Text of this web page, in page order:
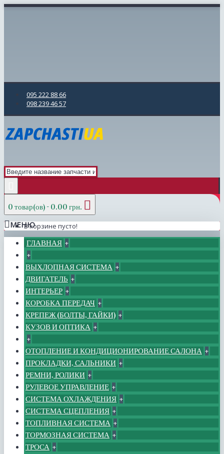
095 222 88 66
098 239 46 57
0 товар(ов) - 0.00 грн.
В корзине пусто!
МЕНЮ
ГЛАВНАЯ +
+
ВЫХЛОПНАЯ СИСТЕМА +
ДВИГАТЕЛЬ +
ИНТЕРЬЕР +
КОРОБКА ПЕРЕДАЧ +
КРЕПЕЖ (БОЛТЫ, ГАЙКИ) +
КУЗОВ И ОПТИКА +
+
ОТОПЛЕНИЕ И КОНДИЦИОНИРОВАНИЕ САЛОНА +
ПРОКЛАДКИ, САЛЬНИКИ +
РЕМНИ, РОЛИКИ +
РУЛЕВОЕ УПРАВЛЕНИЕ +
СИСТЕМА ОХЛАЖДЕНИЯ +
СИСТЕМА СЦЕПЛЕНИЯ +
ТОПЛИВНАЯ СИСТЕМА +
ТОРМОЗНАЯ СИСТЕМА +
ТРОСА +